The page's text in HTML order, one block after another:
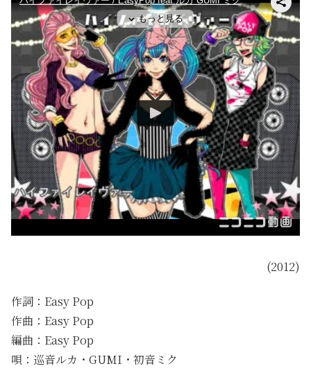
(2012)
作詞：Easy Pop
作曲：Easy Pop
編曲：Easy Pop
唄：巡音ルカ・GUMI・初音ミク